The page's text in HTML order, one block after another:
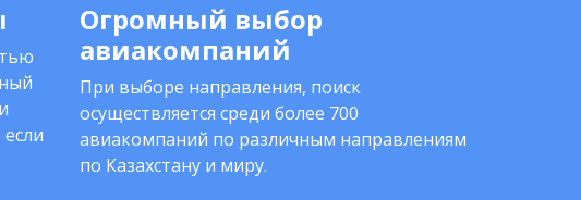
Огромный выбор
авиакомпаний
При выборе направления, поиск
осуществляется среди более 700
авиакомпаний по различным направлениям
по Казахстану и миру.